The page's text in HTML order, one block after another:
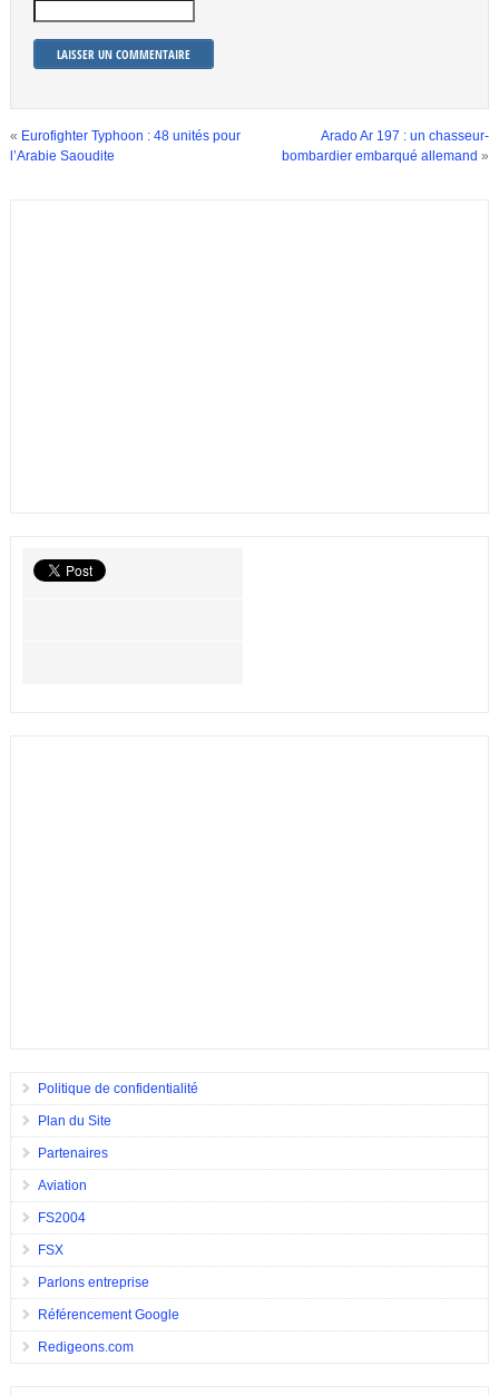
« Eurofighter Typhoon : 48 unités pour
l’Arabie Saoudite
Arado Ar 197 : un chasseur-
bombardier embarqué allemand »
Politique de confidentialité
Plan du Site
Partenaires
Aviation
FS2004
FSX
Parlons entreprise
Référencement Google
Redigeons.com